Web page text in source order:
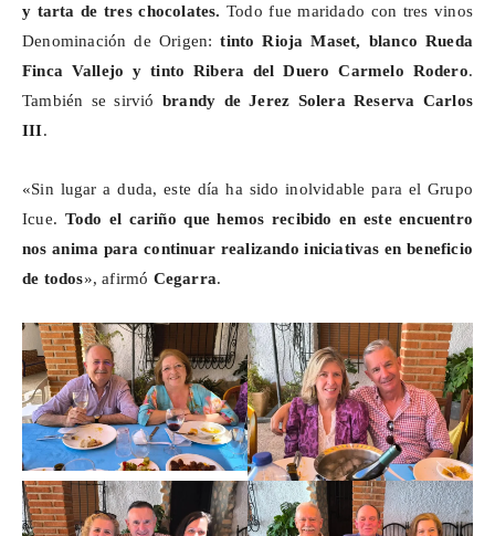
y tarta de tres chocolates. Todo fue maridado con tres vinos
Denominación de Origen:tinto RiojaMaset, blanco Rueda
Finca Vallejo y tinto Ribera del Duero Carmelo Rodero.
También se sirvió brandy de Jerez Solera Reserva Carlos
III.
«Sin lugar a duda, este día ha sido inolvidable para el Grupo
Icue. Todo el cariño que hemos recibido en este encuentro
nos anima para continuar realizando iniciativas en beneficio
de todos», afirmó Cegarra.